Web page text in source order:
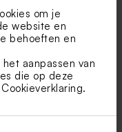
om je
website en
behoeften en
aanpassen van
die op deze
Cookieverklaring.